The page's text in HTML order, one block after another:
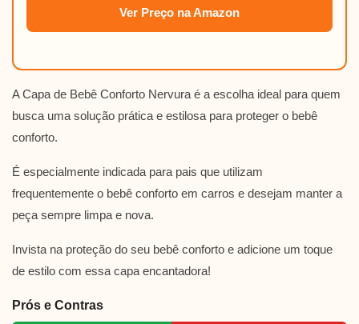
Ver Preço na Amazon
A Capa de Bebê Conforto Nervura é a escolha ideal para quem
busca uma solução prática e estilosa para proteger o bebê
conforto.
É especialmente indicada para pais que utilizam
frequentemente o bebê conforto em carros e desejam manter a
peça sempre limpa e nova.
Invista na proteção do seu bebê conforto e adicione um toque
de estilo com essa capa encantadora!
Prós e Contras